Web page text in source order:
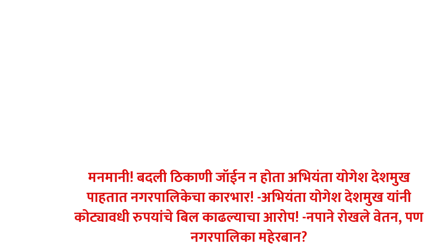
मनमानी! बदली ठिकाणी जॉईन न होता अभियंता योगेश देशमुख
पाहतात नगरपालिकेचा कारभार! -अभियंता योगेश देशमुख यांनी
कोट्यावधी रुपयांचे बिल काढल्याचा आरोप! -नपाने रोखले वेतन, पण
नगरपालिका महेरबान?